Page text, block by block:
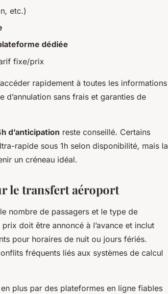
etc.)
dédiée
fixe/prix
rapidement à toutes les informations
d’annulation sans frais et garanties de
d’anticipation reste conseillé. Certains
rapide sous 1h selon disponibilité, mais la
un créneau idéal.
le transfert aéroport
nombre de passagers et le type de
doit être annoncé à l’avance et inclut
pour horaires de nuit ou jours fériés.
fréquents liés aux systèmes de calcul
plus par des plateformes en ligne fiables